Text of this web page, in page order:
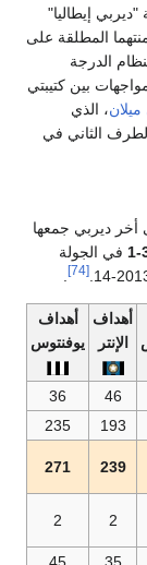
إيطاليا"
المطلقة على
بين كتيبتي
، الذي
في
جمعها
الجولة
[74]
.
أهداف
يوفنتوس
235
271